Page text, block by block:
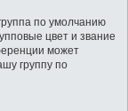
по умолчанию
цвет и звание
может
группу по